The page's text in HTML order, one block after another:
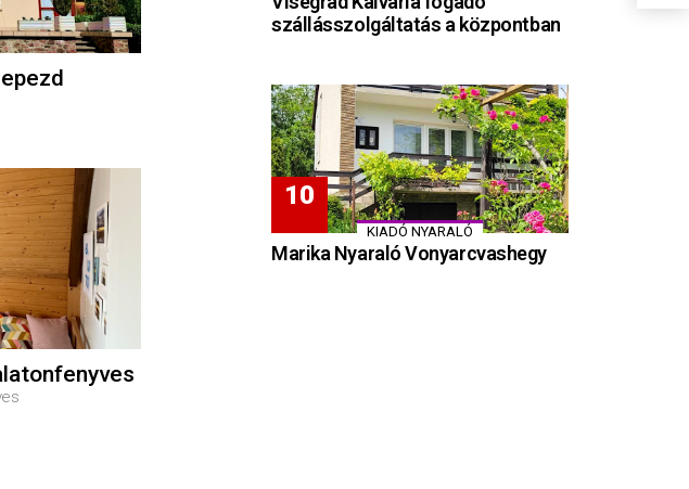
szállásszolgáltatás a központban
KIADÓ NYARALÓ
Marika Nyaraló Vonyarcvashegy